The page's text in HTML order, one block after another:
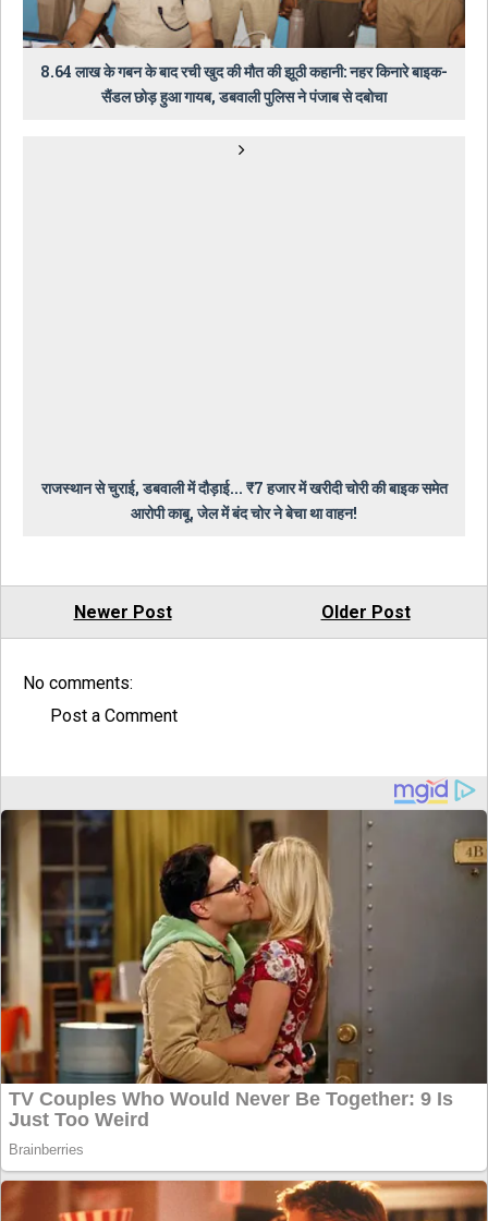
8.64 लाख के गबन के बाद रची खुद की मौत की झूठी कहानी: नहर किनारे बाइक-
सैंडल छोड़ हुआ गायब, डबवाली पुलिस ने पंजाब से दबोचा
राजस्थान से चुराई, डबवाली में दौड़ाई... ₹7 हजार में खरीदी चोरी की बाइक समेत
आरोपी काबू, जेल में बंद चोर ने बेचा था वाहन!
Newer Post Older Post
No comments:
Post a Comment